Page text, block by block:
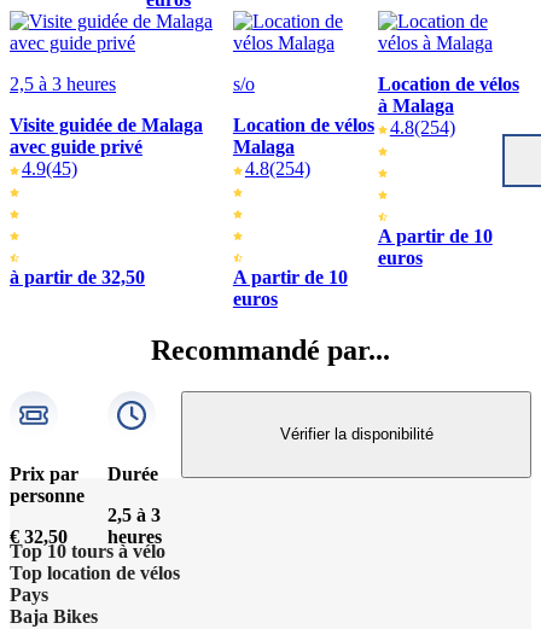
2,5 à 3 heures
Visite guidée de Malaga
avec guide privé
4.9(45)
à partir de 32,50
s/o
Location de vélos
Malaga
4.8(254)
A partir de 10
euros
Location de vélos
à Malaga
4.8(254)
A partir de 10
euros
Recommandé par...
Prix par
personne
€ 32,50
Durée
2,5 à 3
heures
Vérifier la disponibilité
Top 10 tours à vélo
Visite à vélo à Paris : les points forts
Top location de vélos
Pays
Baja Bikes